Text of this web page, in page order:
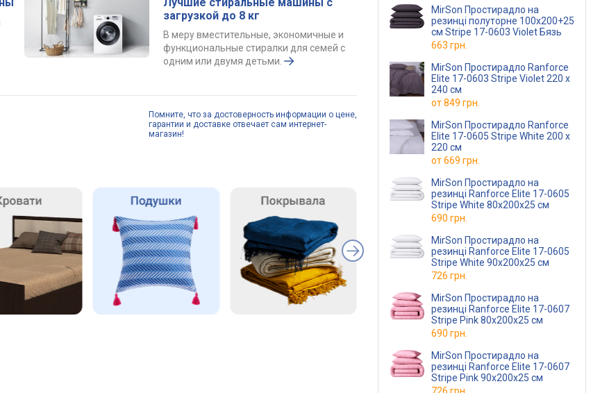
загрузкой до 8 кг
В меру вместительные, экономичные и
функциональные стиралки для семей с
одним или двумя детьми.
Помните, что за достоверность информации о цене,
гарантии и доставке отвечает сам интернет-
магазин!
MirSon Простирадло на
резинці полуторне 100x200+25
см Stripe 17-0603 Violet Бязь
663 грн.
MirSon Простирадло Ranforce
Elite 17-0603 Stripe Violet 220 х
240 см
от849 грн.
MirSon Простирадло Ranforce
Elite 17-0605 Stripe White 200 х
220 см
от669 грн.
MirSon Простирадло на
резинці Ranforce Elite 17-0605
Stripe White 80x200x25 см
690 грн.
MirSon Простирадло на
резинці Ranforce Elite 17-0605
Stripe White 90x200x25 см
726 грн.
MirSon Простирадло на
резинці Ranforce Elite 17-0607
Stripe Pink 80x200x25 см
690 грн.
MirSon Простирадло на
резинці Ranforce Elite 17-0607
Stripe Pink 90x200x25 см